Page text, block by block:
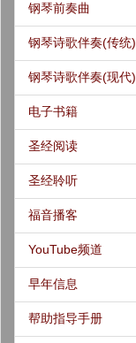
钢琴前奏曲
钢琴诗歌伴奏(传统)
钢琴诗歌伴奏(现代)
电子书籍
圣经阅读
圣经聆听
福音播客
YouTube频道
早年信息
帮助指导手册